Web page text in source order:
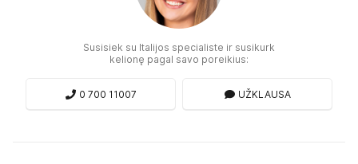
Susisiek su Italijos specialiste ir susikurk
kelionę pagal savo poreikius:
0 700 11007 UŽKLAUSA